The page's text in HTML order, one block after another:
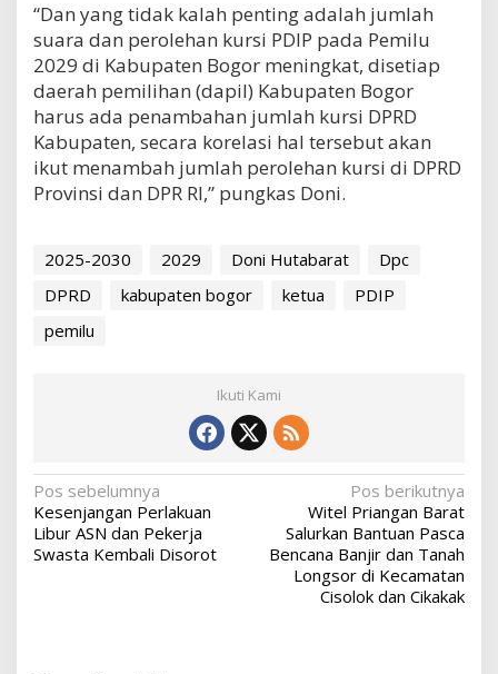
“Dan yang tidak kalah penting adalah jumlah
suara dan perolehan kursi PDIP pada Pemilu
2029 di Kabupaten Bogor meningkat, disetiap
daerah pemilihan (dapil) Kabupaten Bogor
harus ada penambahan jumlah kursi DPRD
Kabupaten, secara korelasi hal tersebut akan
ikut menambah jumlah perolehan kursi di DPRD
Provinsi dan DPR RI,” pungkas Doni.
2025-2030 2029 Doni Hutabarat
Dpc
DPRD
kabupaten bogor ketua
PDIP
pemilu
Ikuti Kami
N
a
v
Pos sebelumnya
Kesenjangan Perlakuan
Libur ASN dan Pekerja
Swasta Kembali Disorot
Pos berikutnya
Witel Priangan Barat
Salurkan Bantuan Pasca
Bencana Banjir dan Tanah
Longsor di Kecamatan
Cisolok dan Cikakak